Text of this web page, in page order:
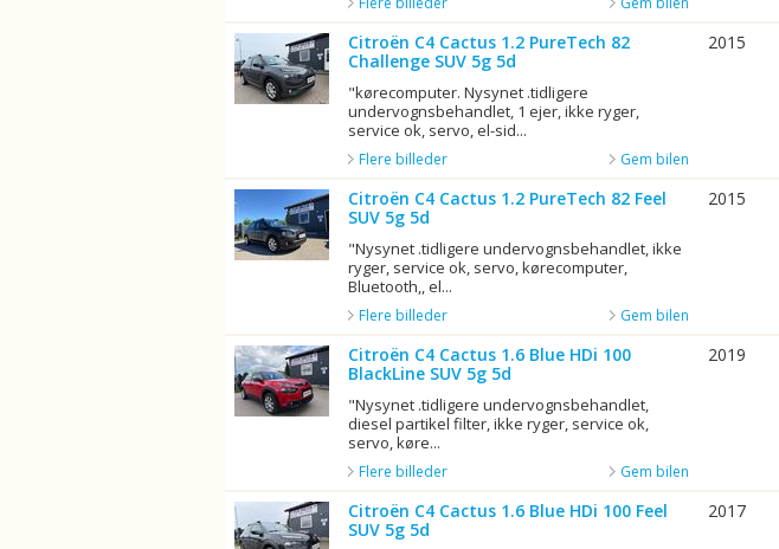
Citroën C4 Cactus 1.2 PureTech 82
Challenge SUV 5g 5d
"kørecomputer. Nysynet .tidligere
undervognsbehandlet, 1 ejer, ikke ryger,
service ok, servo, el-sid...
Gem bilen
Flere billeder
2015
Citroën C4 Cactus 1.2 PureTech 82 Feel
SUV 5g 5d
"Nysynet .tidligere undervognsbehandlet, ikke
ryger, service ok, servo, kørecomputer,
Bluetooth,, el...
Gem bilen
Flere billeder
2015
Citroën C4 Cactus 1.6 Blue HDi 100
BlackLine SUV 5g 5d
"Nysynet .tidligere undervognsbehandlet,
diesel partikel filter, ikke ryger, service ok,
servo, køre...
Gem bilen
Flere billeder
2019
Citroën C4 Cactus 1.6 Blue HDi 100 Feel
SUV 5g 5d
2017